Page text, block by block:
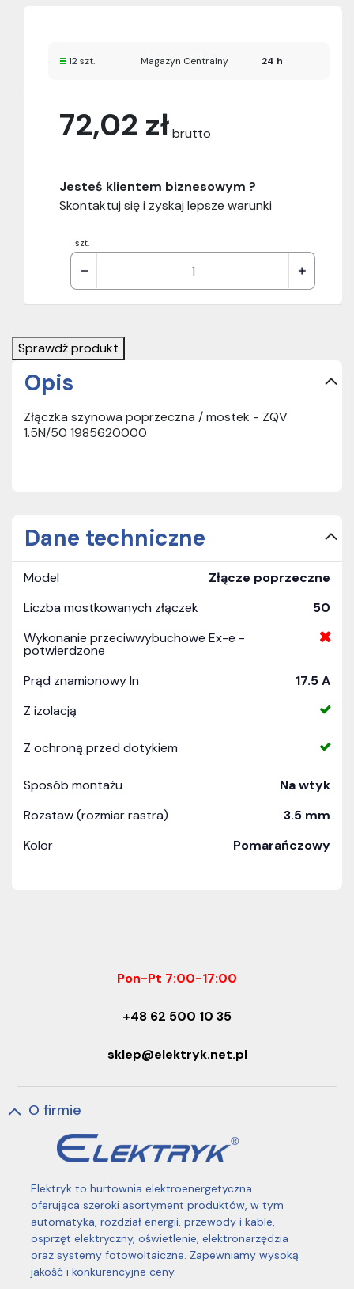
72,02 złbrutto
szt.
Jesteś klientem biznesowym ?
Skontaktuj się i zyskaj lepsze warunki
12 szt. Magazyn Centralny 24 h
Sprawdź produkt
Opis
Złączka szynowa poprzeczna / mostek - ZQV
1.5N/50 1985620000
Dane techniczne
Model
Złącze poprzeczne
Liczba mostkowanych złączek
50
Wykonanie przeciwwybuchowe Ex-e -
potwierdzone
Prąd znamionowy In
17.5 A
Z izolacją
Z ochroną przed dotykiem
Sposób montażu
Na wtyk
Rozstaw (rozmiar rastra)
3.5 mm
Kolor
Pomarańczowy
Pon-Pt 7:00-17:00
+48 62 500 10 35
sklep@elektryk.net.pl
O firmie
Elektryk to hurtownia elektroenergetyczna
oferująca szeroki asortyment produktów, w tym
automatyka, rozdział energii, przewody i kable,
osprzęt elektryczny, oświetlenie, elektronarzędzia
oraz systemy fotowoltaiczne. Zapewniamy wysoką
jakość i konkurencyjne ceny.